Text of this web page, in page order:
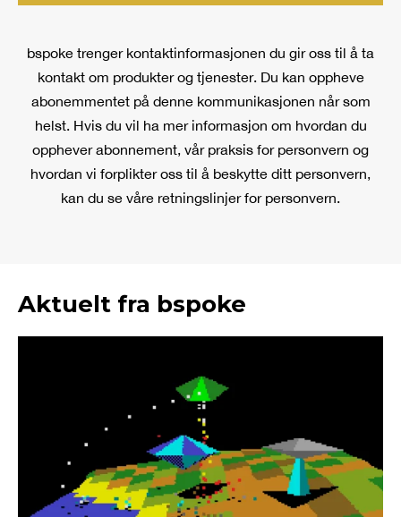
bspoke trenger kontaktinformasjonen du gir oss til å ta
kontakt om produkter og tjenester. Du kan oppheve
abonemmentet på denne kommunikasjonen når som
helst. Hvis du vil ha mer informasjon om hvordan du
opphever abonnement, vår praksis for personvern og
hvordan vi forplikter oss til å beskytte ditt personvern,
kan du se våre retningslinjer for personvern.
Aktuelt fra bspoke